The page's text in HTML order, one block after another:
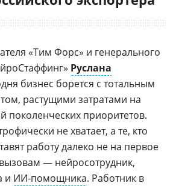
«Тим Форс» и генерального
Руслана
бизнес борется с тотальным
растущими затратами на
поколенческих приоритетов.
не хватает, а те, кто
работу далеко не на первое
— нейросотрудник,
и ИИ-помощника. Работник в